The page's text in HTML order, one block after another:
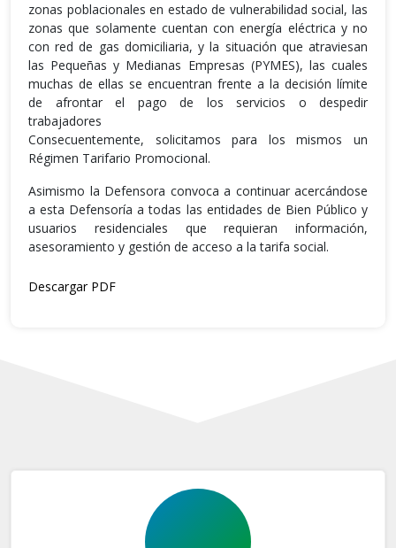
zonas poblacionales en estado de vulnerabilidad social, las
zonas que solamente cuentan con energía eléctrica y no
con red de gas domiciliaria, y la situación que atraviesan
las Pequeñas y Medianas Empresas (PYMES), las cuales
muchas de ellas se encuentran frente a la decisión límite
de afrontar el pago de los servicios o despedir
trabajadores
Consecuentemente, solicitamos para los mismos un
Régimen Tarifario Promocional.
Asimismo la Defensora convoca a continuar acercándose
a esta Defensoría a todas las entidades de Bien Público y
usuarios residenciales que requieran información,
asesoramiento y gestión de acceso a la tarifa social.
Descargar PDF